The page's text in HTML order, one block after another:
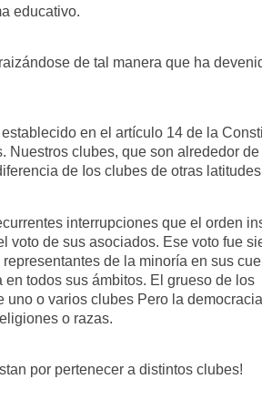
educativo.
de tal manera que ha
en el artículo 14 de la
clubes, que son alrededor de
de Ios clubes de otras
interrupciones que el orden
voto de sus asociados. Ese voto fue
de la minoría en sus
todos sus ámbitos. El grueso de los
o varios clubes Pero la
o razas.
por pertenecer a distintos clubes!